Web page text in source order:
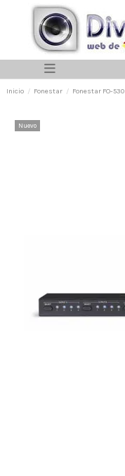
Inicio Fonestar Fonestar FO-530
Nuevo